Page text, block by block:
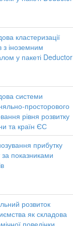
кластеризації
з іноземним
у пакеті Deductor
системи
просторового
рівня розвитку
та країн ЄС
прибутку
за показниками
розвиток
як складова
поведінки